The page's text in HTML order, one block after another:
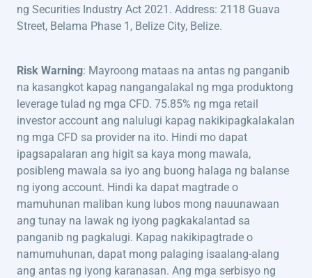
ng Securities Industry Act 2021. Address: 2118 Guava
Street, Belama Phase 1, Belize City, Belize.
Risk Warning: Mayroong mataas na antas ng panganib
na kasangkot kapag nangangalakal ng mga produktong
leverage tulad ng mga CFD. 75.85% ng mga retail
investor account ang nalulugi kapag nakikipagkalakalan
ng mga CFD sa provider na ito. Hindi mo dapat
ipagsapalaran ang higit sa kaya mong mawala,
posibleng mawala sa iyo ang buong halaga ng balanse
ng iyong account. Hindi ka dapat magtrade o
mamuhunan maliban kung lubos mong nauunawaan
ang tunay na lawak ng iyong pagkakalantad sa
panganib ng pagkalugi. Kapag nakikipagtrade o
namumuhunan, dapat mong palaging isaalang-alang
ang antas ng iyong karanasan. Ang mga serbisyo ng